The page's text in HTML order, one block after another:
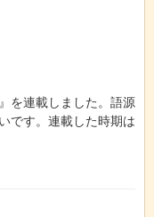
を連載しました。語源
です。連載した時期は